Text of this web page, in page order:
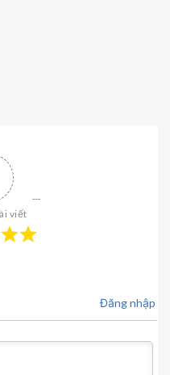
viết
Đăng nhập